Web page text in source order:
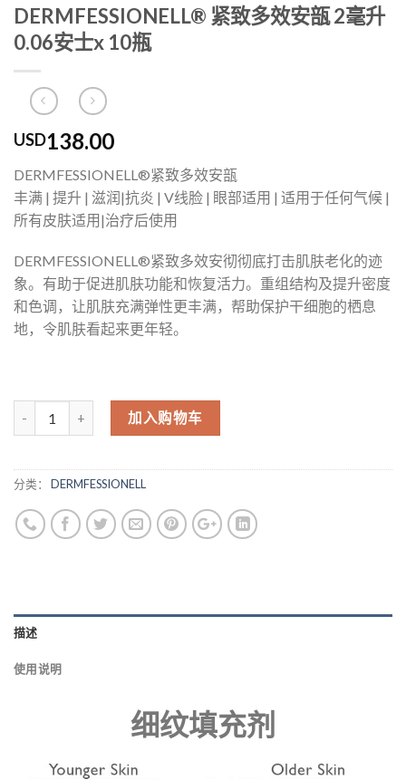
DERMFESSIONELL® 紧致多效安瓿 2毫升
0.06安士x 10瓶
USD138.00
DERMFESSIONELL®紧致多效安瓿
丰满 | 提升 | 滋润|抗炎 | V线脸 | 眼部适用 | 适用于任何气候 |
所有皮肤适用|治疗后使用
DERMFESSIONELL®紧致多效安彻彻底打击肌肤老化的迹
象。有助于促进肌肤功能和恢复活力。重组结构及提升密度
和色调，让肌肤充满弹性更丰满，帮助保护干细胞的栖息
地，令肌肤看起来更年轻。
加入购物车
分类： DERMFESSIONELL
描述
使用说明
细纹填充剂